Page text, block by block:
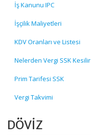
İş Kanunu IPC
İşçilik Maliyetleri
KDV Oranları ve Listesi
Nelerden Vergi SSK Kesilir
Prim Tarifesi SSK
Vergi Takvimi
DÖVİZ